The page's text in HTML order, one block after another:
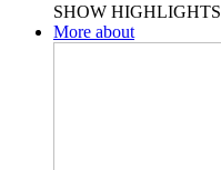
SHOW HIGHLIGHTS
More about